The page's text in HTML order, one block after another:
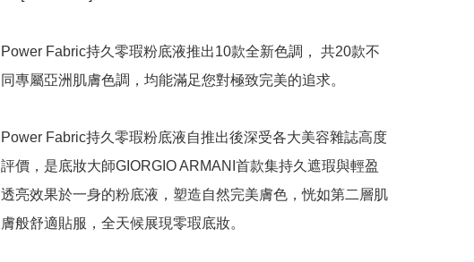
Power Fabric持久零瑕粉底液推出10款全新色調， 共20款不
同專屬亞洲肌膚色調，均能滿足您對極致完美的追求。
Power Fabric持久零瑕粉底液自推出後深受各大美容雜誌高度
評價，是底妝大師GIORGIO ARMANI首款集持久遮瑕與輕盈
透亮效果於一身的粉底液，塑造自然完美膚色，恍如第二層肌
膚般舒適貼服，全天候展現零瑕底妝。